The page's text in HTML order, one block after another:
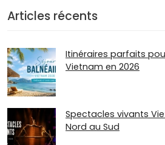
Articles récents
Itinéraires parfaits
Vietnam en 2026
Spectacles vivants
Nord au Sud